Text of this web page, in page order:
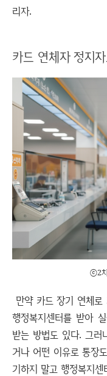
리자.
카드 연체자 정지
ⓒ2
만약 카드 장기 연체
행정복지센터를 받아
받는 방법도 있다. 그러
거나 어떤 이유로 통장
기하지 말고 행정복지